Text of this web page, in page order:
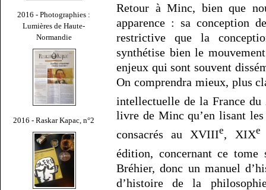
2016 - Photographies :
Lumières de Haute-
Normandie
2016 - Raskar Kapac, n°2
Retour à Minc, bien que
apparence : sa conception
restrictive que la
synthétise bien le
enjeux qui sont souvent
On comprendra mieux, plus
intellectuelle de la France
livre de Minc qu’en lisant
consacrés au XVIIIe, XIXe
édition, concernant ce
Bréhier, donc un manuel
d’histoire de la